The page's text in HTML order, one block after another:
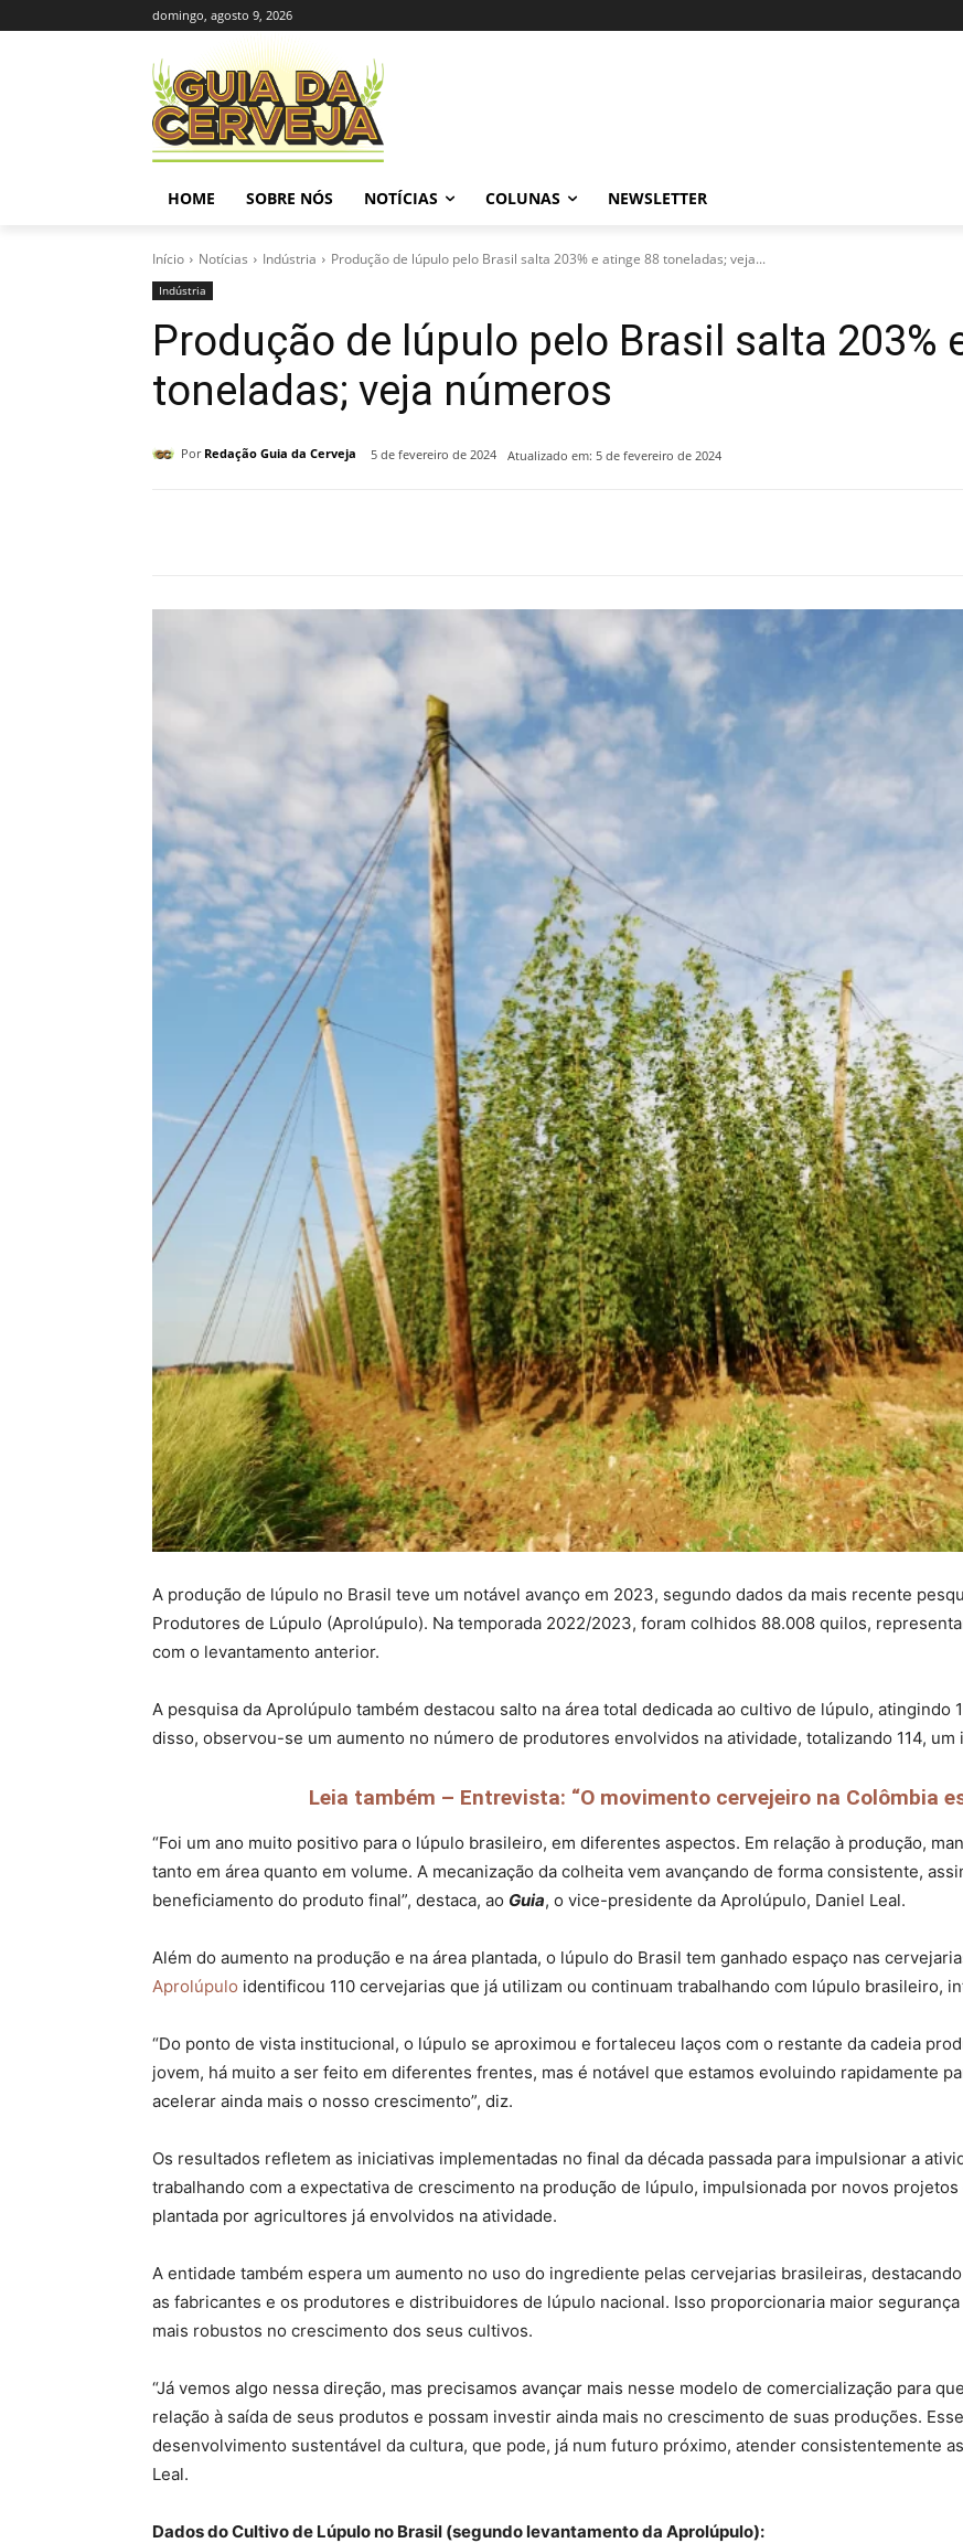
domingo, agosto 9, 2026
HOME SOBRE NÓS NOTÍCIAS COLUNAS NEWSLETTER
Início Notícias Indústria Produção de lúpulo pelo Brasil salta 203% e atinge 88 toneladas; veja...
Indústria
Produção de lúpulo pelo Brasil salta 203%
toneladas; veja números
Por Redação Guia da Cerveja 5 de fevereiro de 2024 Atualizado em: 5 de fevereiro de 2024
A produção de lúpulo no Brasil teve um notável avanço em 2023, segundo dados da mais recente
Produtores de Lúpulo (Aprolúpulo). Na temporada 2022/2023, foram colhidos 88.008 quilos,
com o levantamento anterior.
A pesquisa da Aprolúpulo também destacou salto na área total dedicada ao cultivo de lúpulo, atingindo
disso, observou-se um aumento no número de produtores envolvidos na atividade, totalizando 114, um
Leia também – Entrevista: “O movimento cervejeiro na Colômbia
“Foi um ano muito positivo para o lúpulo brasileiro, em diferentes aspectos. Em relação à produção,
tanto em área quanto em volume. A mecanização da colheita vem avançando de forma consistente,
beneficiamento do produto final”, destaca, ao Guia, o vice-presidente da Aprolúpulo, Daniel Leal.
Além do aumento na produção e na área plantada, o lúpulo do Brasil tem ganhado espaço nas
Aprolúpulo identificou 110 cervejarias que já utilizam ou continuam trabalhando com lúpulo brasileiro,
“Do ponto de vista institucional, o lúpulo se aproximou e fortaleceu laços com o restante da cadeia
jovem, há muito a ser feito em diferentes frentes, mas é notável que estamos evoluindo rapidamente
acelerar ainda mais o nosso crescimento”, diz.
Os resultados refletem as iniciativas implementadas no final da década passada para impulsionar a
trabalhando com a expectativa de crescimento na produção de lúpulo, impulsionada por novos
plantada por agricultores já envolvidos na atividade.
A entidade também espera um aumento no uso do ingrediente pelas cervejarias brasileiras,
as fabricantes e os produtores e distribuidores de lúpulo nacional. Isso proporcionaria maior
mais robustos no crescimento dos seus cultivos.
“Já vemos algo nessa direção, mas precisamos avançar mais nesse modelo de comercialização para
relação à saída de seus produtos e possam investir ainda mais no crescimento de suas produções.
desenvolvimento sustentável da cultura, que pode, já num futuro próximo, atender consistentemente
Leal.
Dados do Cultivo de Lúpulo no Brasil (segundo levantamento da Aprolúpulo):